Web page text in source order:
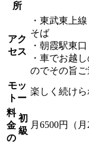
所
アク
セス
・東武東上
そば
・朝霞駅東
・車でお越
のでその旨
モッ
トー
楽しく続け
料
金
の
初
級
月6500円（